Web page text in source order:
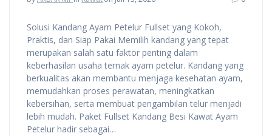
Solusi Kandang Ayam Petelur Fullset yang Kokoh,
Praktis, dan Siap Pakai Memilih kandang yang tepat
merupakan salah satu faktor penting dalam
keberhasilan usaha ternak ayam petelur. Kandang yang
berkualitas akan membantu menjaga kesehatan ayam,
memudahkan proses perawatan, meningkatkan
kebersihan, serta membuat pengambilan telur menjadi
lebih mudah. Paket Fullset Kandang Besi Kawat Ayam
Petelur hadir sebagai…